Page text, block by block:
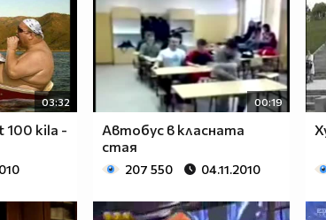
03:32
100 kila -
00:19
Автобус в класната
стая
207 550 04.11.2010